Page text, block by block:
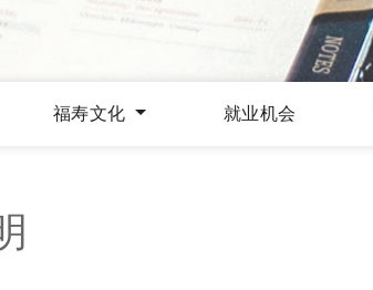
福寿文化 就业机会